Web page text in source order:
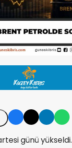
günü yükseldi.